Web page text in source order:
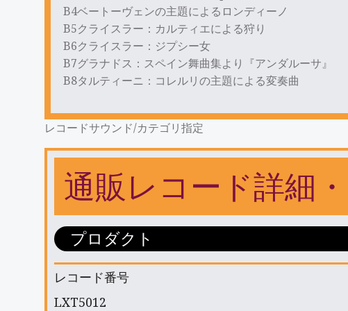
B4ベートーヴェンの主題によるロンディーノ
B5クライスラー：カルティエによる狩り
B6クライスラー：ジプシー女
B7グラナドス：スペイン舞曲集より『アンダルーサ』
B8タルティーニ：コレルリの主題による変奏曲
レコードサウンド/カテゴリ指定
通販レコード詳細
プロダクト
レコード番号
LXT5012